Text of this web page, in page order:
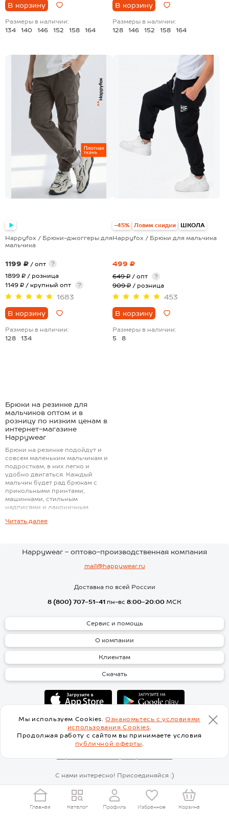
Главная Каталог Профиль Избранное Корзина
В корзину
Размеры в наличии:
134
140 146 152 158 164
В корзину
Размеры в наличии:
128
146 152 158 164
Happyfox / Брюки-джоггеры для
мальчика
1199 ₽ / опт
?
1899 ₽ / розница
1149 ₽ / крупный опт
?
1683
В корзину
Размеры в наличии:
128
134
-45% Ловим скидки ШКОЛА
Happyfox / Брюки для мальчика
499 ₽
649 ₽ / опт
?
909 ₽ / розница
453
В корзину
Размеры в наличии:
5
8
Брюки на резинке для
мальчиков оптом и в
розницу по низким ценам в
интернет-магазине
Happywear
Брюки на резинке подойдут и
совсем маленьким мальчикам и
подросткам, в них легко и
удобно двигаться. Каждый
мальчик будет рад брюкам с
прикольными принтами,
машинками, стильным
надписями и лаконичным
резинкой очень удобны, она
активных движениях. Для
каталога мы тщательно выбираем
брюки на резинке для мальчиков
производителей. Happywear -
прямой импортёр турецких
производителей, а также
Happy Fox и Happy Fox Home.
У большинства товаров в
каталоге интернет-магазина есть
отзывы наших клиентов. Отзывы
получаем обратную связь о
качестве продукции наших
Оптом и в розницу
Купить брюки на резинке для
мальчиков оптом просто, ведь
минимальная цена заказа
просто добавьте в корзину
минимальной суммы и
оформляйте заказ. Доступны
заказы крупным оптом. При
заказе на сумму меньше 5000
рублей стоимость товаров
Читать далее
Мы используем Cookies.Ознакомьтесь с условиями
использования Cookies.
Продолжая работу с сайтом вы принимаете условия
публичной оферты.
Happywear - оптово-производственная компания
mail@happywear.ru
Доставка по всей России
8 (800) 707-51-41 пн-вс 8:00-20:00 МСК
Сервис и помощь
О компании
Клиентам
Скачать
Перейти на основную версию сайта
С нами интересно! Присоединяйся :)